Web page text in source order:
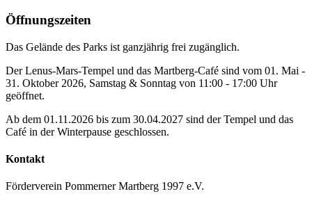
Öffnungszeiten
Das Gelände des Parks ist ganzjährig frei zugänglich.
Der Lenus-Mars-Tempel und das Martberg-Café sind vom 01. Mai -
31. Oktober 2026, Samstag & Sonntag von 11:00 - 17:00 Uhr
geöffnet.
Ab dem 01.11.2026 bis zum 30.04.2027 sind der Tempel und das
Café in der Winterpause geschlossen.
Kontakt
Förderverein Pommerner Martberg 1997 e.V.